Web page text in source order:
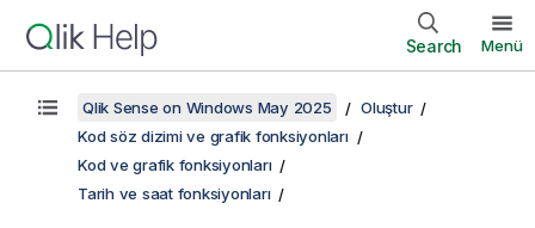
Search Menü
Qlik Sense on Windows May 2025
Oluştur
Kod söz dizimi ve grafik fonksiyonları
Kod ve grafik fonksiyonları
Tarih ve saat fonksiyonları